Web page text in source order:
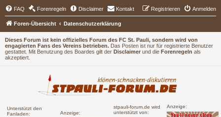
Dieses Forum ist kein offizielles Forum des FC St. Pauli, sondern wird von
engagierten Fans des Vereins betrieben. Das Posten ist nur für registrierte Benutzer
gestattet. Mit Benutzung des Boardes gilt der Disclaimer und die Forenregeln als
akzeptiert.
Unterstützt den
Fanladen:
Anzeige:
stpauli-forum.de wird
unterstützt von:
Anzeige:
FAQ Forenregeln Disclaimer Kontakt Anmelden
Registrieren
Foren-Übersicht Datenschutzerklärung